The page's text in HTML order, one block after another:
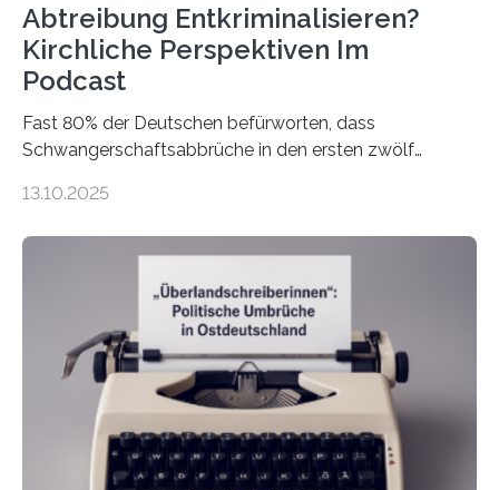
Abtreibung Entkriminalisieren?
Kirchliche Perspektiven Im
Podcast
Fast 80% der Deutschen befürworten, dass
Schwangerschaftsabbrüche in den ersten zwölf
doch bleibt das Thema hoch emotional und politisch
einer gesellschaftlichen Spaltung des Landes, und
2025 sorgt der Fall Brosius-Gersdorf für
Schlagzeilen.Das Sozialwissenschaftliche Institut der
EKD hat untersucht, wie Menschen in Deutschland
wirklich über Schwangerschaftsabbrüche denken und
wie sich ihre Haltung je nach Konfession, Region und
Bildung unterscheidet. Darüber sprechen Veronika
Eufinger und Dr. Kristin Torka…
13.10.2025